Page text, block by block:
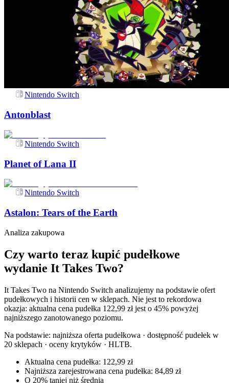
Nintendo Switch
Antonblast
Nintendo Switch
Planet of Lana II
Nintendo Switch
Astalon: Tears of the Earth
Analiza zakupowa
Czy warto teraz kupić pudełkowe
wydanie It Takes Two?
It Takes Two na Nintendo Switch analizujemy na podstawie ofert
pudełkowych i historii cen w sklepach. Nie jest to rekordowa
okazja: aktualna cena pudełka 122,99 zł jest o 45% powyżej
najniższego zanotowanego poziomu.
Na podstawie: najniższa oferta pudełkowa · dostępność pudełek w
20 sklepach · oceny krytyków · HLTB.
Aktualna cena pudełka: 122,99 zł
Najniższa zarejestrowana cena pudełka: 84,89 zł
O 20% taniej niż średnia